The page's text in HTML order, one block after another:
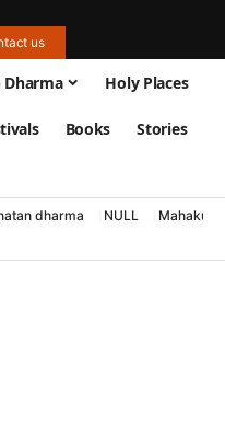
us
Dharma Holy Places
Books Stories
dharma NULL